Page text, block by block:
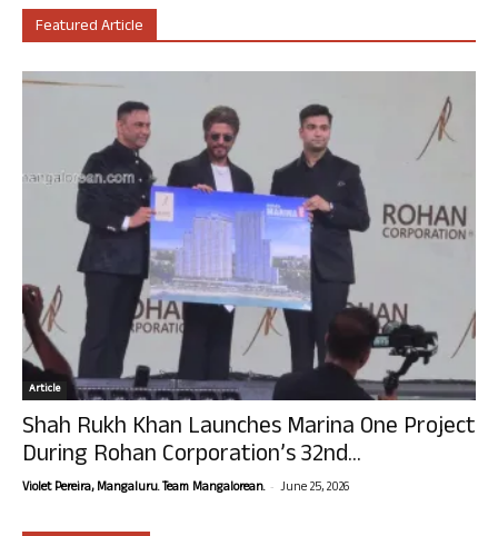
Featured Article
Article
Shah Rukh Khan Launches Marina One Project
During Rohan Corporation’s 32nd...
Violet Pereira, Mangaluru. Team Mangalorean. - June 25, 2026